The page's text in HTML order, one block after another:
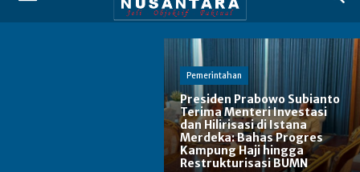
Pemerintahan
Presiden Prabowo Subianto
Terima Menteri Investasi
dan Hilirisasi di Istana
Merdeka: Bahas Progres
Kampung Haji hingga
Restrukturisasi BUMN